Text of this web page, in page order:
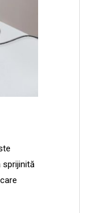
sprijinită